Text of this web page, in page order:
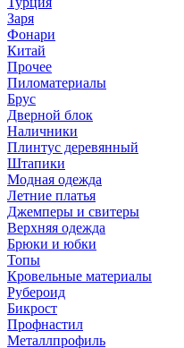
Заря
Фонари
Китай
Прочее
Пиломатериалы
Брус
Дверной блок
Наличники
Плинтус деревянный
Штапики
Модная одежда
Летние платья
Джемперы и свитеры
Верхняя одежда
Брюки и юбки
Топы
Кровельные материалы
Рубероид
Бикрост
Профнастил
Металлпрофиль